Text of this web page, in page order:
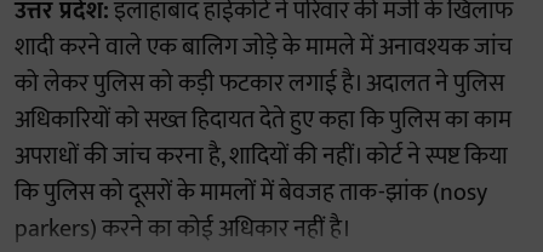
उत्तर प्रदेश:इलाहाबाद हाईकोर्ट ने परिवार की मर्जी के खिलाफ
शादी करने वाले एक बालिग जोड़े के मामले में अनावश्यक जांच
को लेकर पुलिस को कड़ी फटकार लगाई है। अदालत ने पुलिस
अधिकारियों को सख्त हिदायत देते हुए कहा कि पुलिस का काम
अपराधों की जांच करना है, शादियों की नहीं। कोर्ट ने स्पष्ट किया
कि पुलिस को दूसरों के मामलों में बेवजह ताक-झांक (nosy
parkers) करने का कोई अधिकार नहीं है।